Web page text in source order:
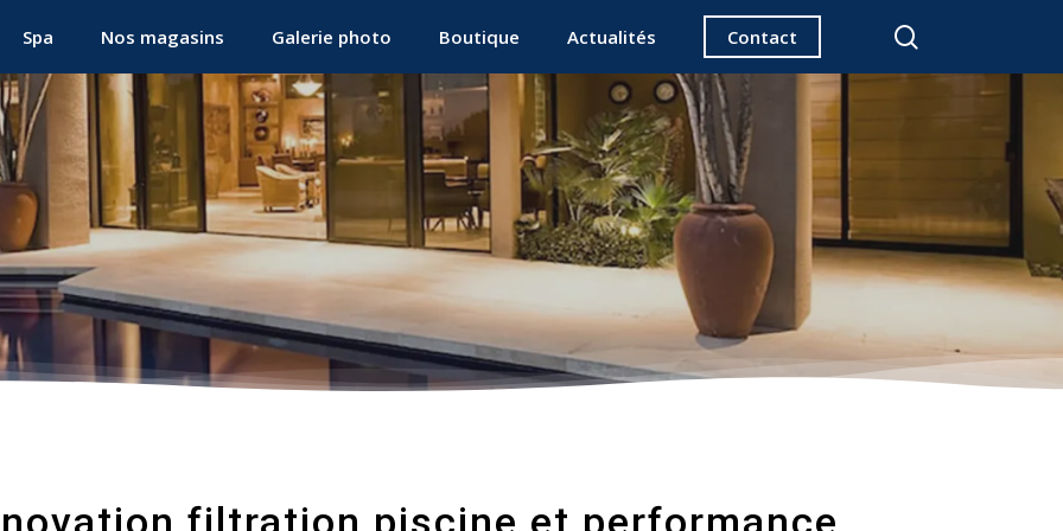
Spa Nos magasins Galerie photo Boutique Actualités Contact
filtration piscine et performance